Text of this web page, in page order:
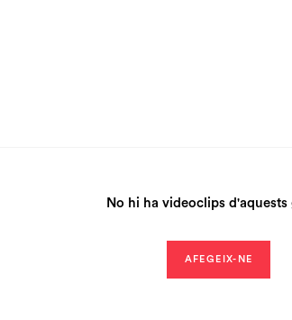
No hi ha videoclips d'aquests
AFEGEIX-NE